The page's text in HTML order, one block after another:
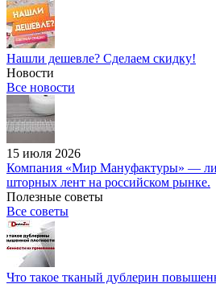
Нашли дешевле? Сделаем скидку!
Новости
Все новости
15 июля 2026
Компания «Мир Мануфактуры» —
шторных лент на российском рынке.
Полезные советы
Все советы
Что такое тканый дублерин